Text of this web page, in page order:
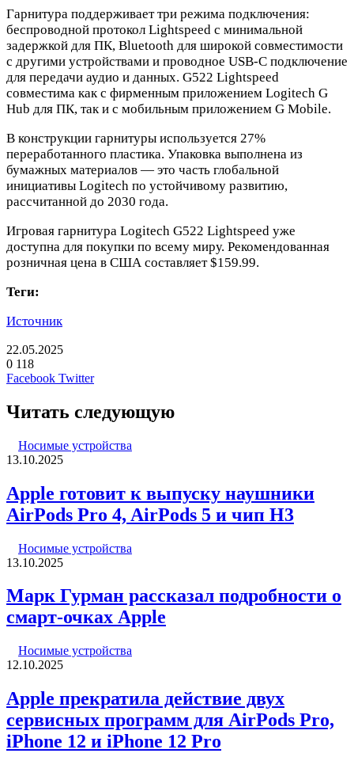
Гарнитура поддерживает три режима подключения:
беспроводной протокол Lightspeed с минимальной
задержкой для ПК, Bluetooth для широкой совместимости
с другими устройствами и проводное USB-C подключение
для передачи аудио и данных. G522 Lightspeed
совместима как с фирменным приложением Logitech G
Hub для ПК, так и с мобильным приложением G Mobile.
В конструкции гарнитуры используется 27%
переработанного пластика. Упаковка выполнена из
бумажных материалов — это часть глобальной
инициативы Logitech по устойчивому развитию,
рассчитанной до 2030 года.
Игровая гарнитура Logitech G522 Lightspeed уже
доступна для покупки по всему миру. Рекомендованная
розничная цена в США составляет $159.99.
Теги:
Источник
22.05.2025
0 118
Facebook TwitterLinkedIn
Pinterest
Вконтакте
Одноклассники
Skype
WhatsApp
Telegram
Viber
Читать следующую
Носимые устройства
13.10.2025
Apple готовит к выпуску наушники
AirPods Pro 4, AirPods 5 и чип H3
Носимые устройства
13.10.2025
Марк Гурман рассказал подробности о
смарт-очках Apple
Носимые устройства
12.10.2025
Apple прекратила действие двух
сервисных программ для AirPods Pro,
iPhone 12 и iPhone 12 Pro